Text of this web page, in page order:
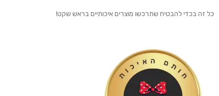
כל זה בכדי להבטיח שתרכשו מוצרים איכותיים בראש שקט!